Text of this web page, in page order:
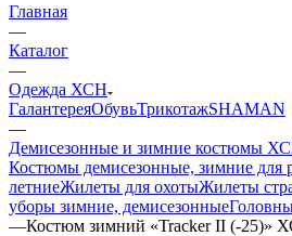
Главная
—
Каталог
—
Одежда ХСН
ГалантереяОбувьТрикотажSHAMAN
—
Демисезонные и зимние костюмы
Костюмы демисезонные, зимние для
летниеЖилеты для охотыЖилеты
уборы зимние, демисезонные
—Костюм зимний «Tracker II (-25)»